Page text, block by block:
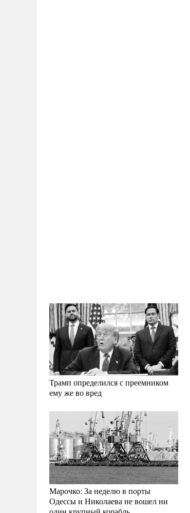
Трамп определился с преемником
ему же во вред
Марочко: За неделю в порты
Одессы и Николаева не вошел ни